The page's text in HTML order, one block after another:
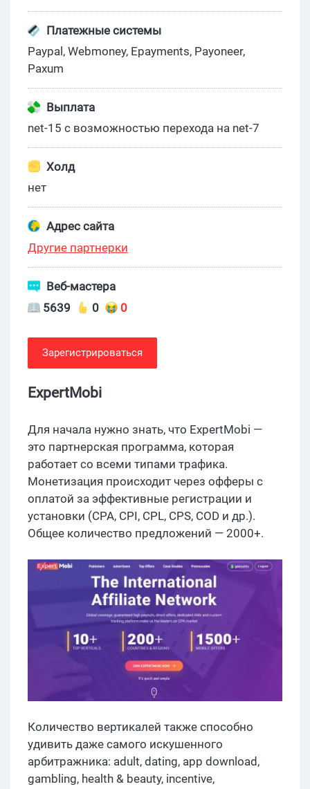
Платежные системы
Paypal, Webmoney, Epayments, Payoneer,
Paxum
Выплата
net-15 с возможностью перехода на net-7
Холд
нет
Адрес сайта
Другие партнерки
Веб-мастера
5639
0 0
Зарегистрироваться
ExpertMobi
Для начала нужно знать, что ExpertMobi —
это партнерская программа, которая
работает со всеми типами трафика.
Монетизация происходит через офферы с
оплатой за эффективные регистрации и
установки (CPA, CPI, CPL, CPS, COD и др.).
Общее количество предложений — 2000+.
Количество вертикалей также способно
удивить даже самого искушенного
арбитражника: adult, dating, app download,
gambling, health & beauty, incentive,